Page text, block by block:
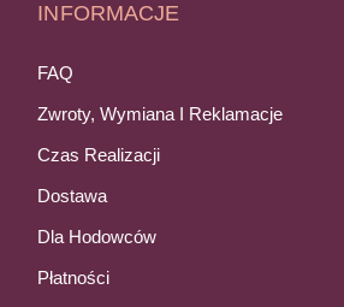
INFORMACJE
FAQ
Zwroty, Wymiana I Reklamacje
Czas Realizacji
Dostawa
Dla Hodowców
Płatności